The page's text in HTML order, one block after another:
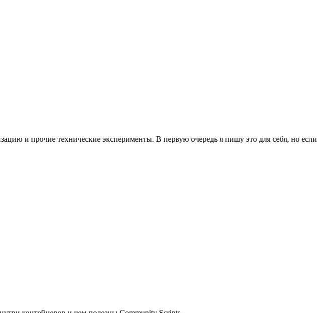
и прочие технические эксперименты. В первую очередь я пишу это для себя, но если